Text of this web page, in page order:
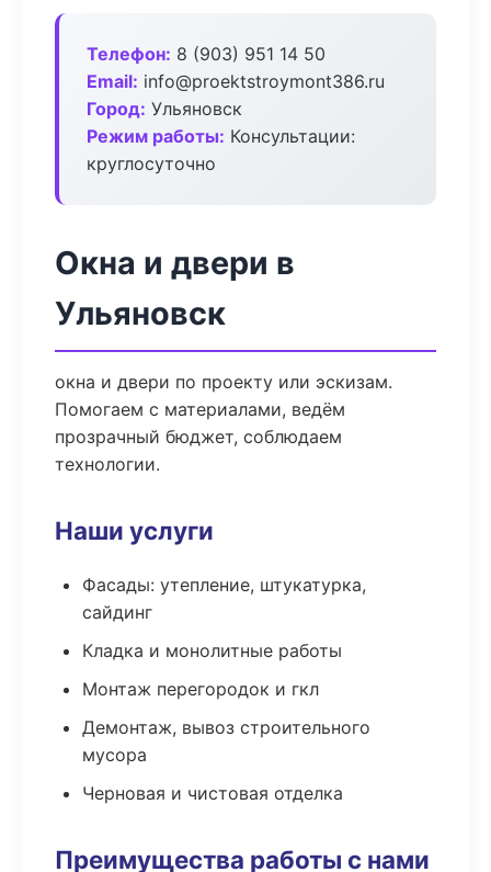
Телефон: 8 (903) 951 14 50
Email: info@proektstroymont386.ru
Город: Ульяновск
Режим работы: Консультации:
круглосуточно
Окна и двери в
Ульяновск
окна и двери по проекту или эскизам.
Помогаем с материалами, ведём
прозрачный бюджет, соблюдаем
технологии.
Наши услуги
Фасады: утепление, штукатурка,
сайдинг
Кладка и монолитные работы
Монтаж перегородок и гкл
Демонтаж, вывоз строительного
мусора
Черновая и чистовая отделка
Преимущества работы с нами